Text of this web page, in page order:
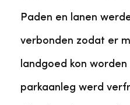
Paden en lanen
verbonden zodat er
landgoed kon
parkaanleg werd